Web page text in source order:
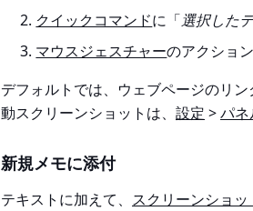
クイックコマンドに「選択した
マウスジェスチャーのアクショ
デフォルトでは、ウェブページのリ
動スクリーンショットは、 設定 >パネ
新規メモに添付
テキストに加えて、 スクリーンショッ